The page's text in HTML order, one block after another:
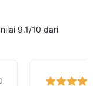
9.1/10 dari